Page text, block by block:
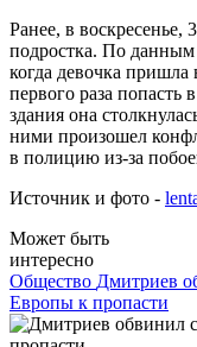
Ранее, в воскресенье,
подростка. По
когда девочка пришла
первого раза попасть
здания она
ними произошел
в полицию из-за
Источник и фото -
Может быть
интересно
Общество Дмитриев
Европы к пропасти